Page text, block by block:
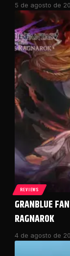
5 de agosto de
REVIEWS
GRANBLUE
RAGNAROK
4 de agosto de